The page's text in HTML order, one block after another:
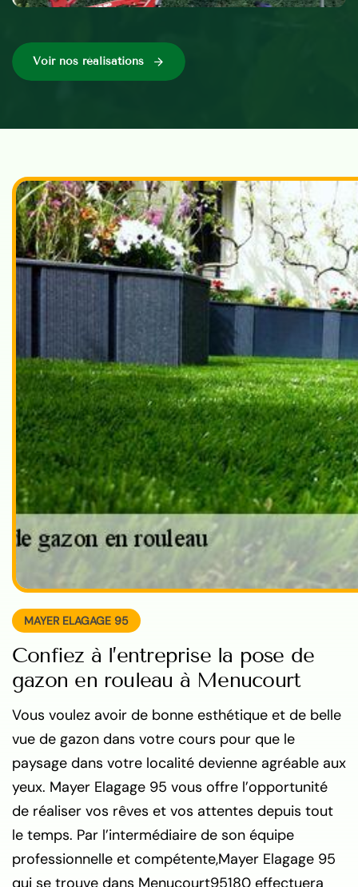
Voir nos réalisations
MAYER ELAGAGE 95
Confiez à l’entreprise la pose de
gazon en rouleau à Menucourt
Vous voulez avoir de bonne esthétique et de belle
vue de gazon dans votre cours pour que le
paysage dans votre localité devienne agréable aux
yeux. Mayer Elagage 95 vous offre l’opportunité
de réaliser vos rêves et vos attentes depuis tout
le temps. Par l’intermédiaire de son équipe
professionnelle et compétente,Mayer Elagage 95
qui se trouve dans Menucourt95180 effectuera